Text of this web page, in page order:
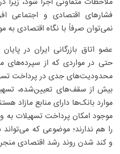
فشارهای اقتصادی و اجتماعی
نمی‌توان صرفاً با نگاه اقتصادی
عضو اتاق بازرگانی ایران در
حتی در مواردی که از سپرده‌های
محدودیت‌های جدی در پرداخت
بیش از سقف‌های تعیین‌شده،
موارد بانک‌ها دارای منابع مازاد
موجود امکان پرداخت تسهیلات
را هم ندارند؛ موضوعی که
و کند شدن روند رشد اقتصادی